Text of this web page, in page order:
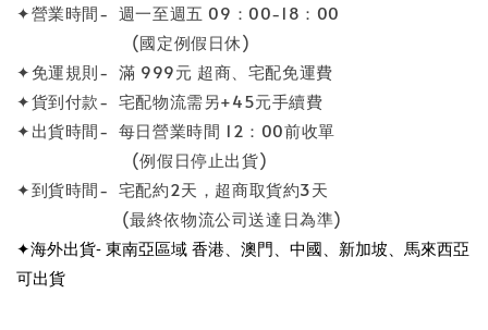
✦營業時間- 週一至週五 09：00-18：00
(國定例假日休)
✦免運規則- 滿 999元 超商、宅配免運費
✦貨到付款- 宅配物流需另+45元手續費
✦出貨時間- 每日營業時間 12：00前收單
(例假日停止出貨)
✦到貨時間- 宅配約2天，超商取貨約3天
(最終依物流公司送達日為準)
✦海外出貨- 東南亞區域 香港、澳門、中國、新加坡、馬來西亞
可出貨